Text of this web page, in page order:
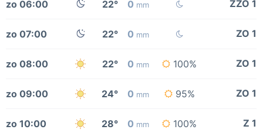
zo 06:00 22° 0 mm ZZO 1
zo 07:00 22° 0 mm ZO 1
zo 08:00 22° 0 mm 100% ZO 1
zo 09:00 24° 0 mm 95% ZO 1
zo 10:00 28° 0 mm 100% Z 1